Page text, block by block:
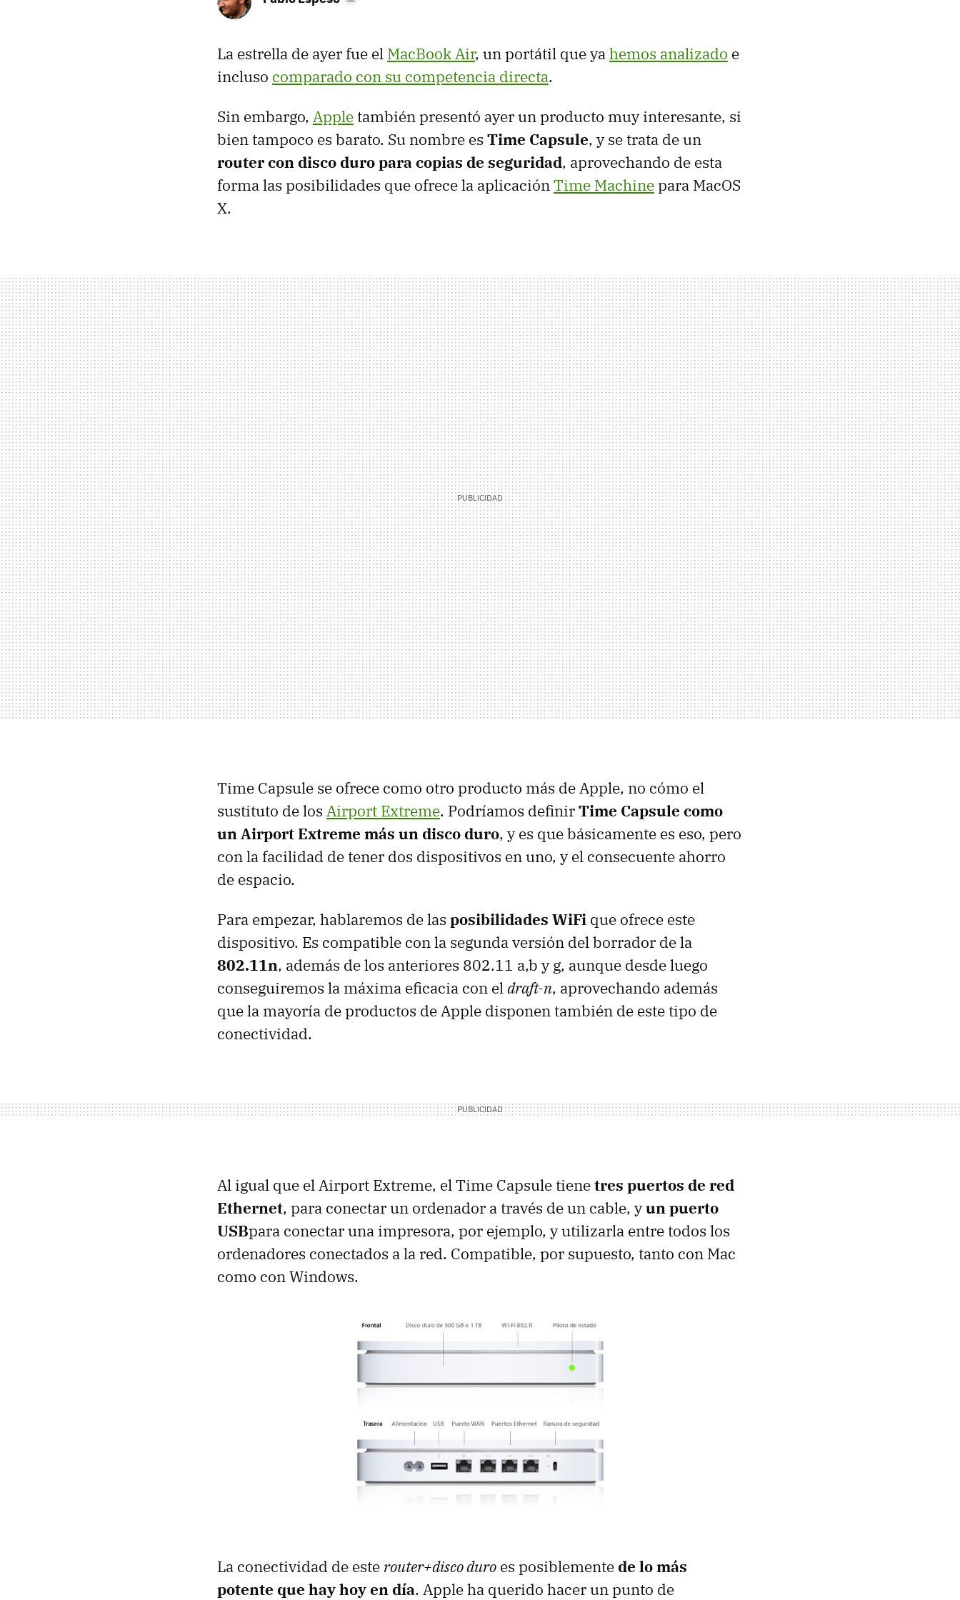
La estrella de ayer fue el MacBook Air, un portátil que yahemos analizado e
incluso comparado con su competencia directa.
Sin embargo, Apple también presentó ayer un producto muy interesante, si
bien tampoco es barato. Su nombre es Time Capsule, y se trata de un
router con disco duro para copias de seguridad, aprovechando de esta
forma las posibilidades que ofrece la aplicaciónTime Machinepara MacOS
X.
Time Capsule se ofrece como otro producto más de Apple, no cómo el
sustituto de los Airport Extreme. Podríamos definirTime Capsule como
un Airport Extreme más un disco duro, y es que básicamente es eso, pero
con la facilidad de tener dos dispositivos en uno, y el consecuente ahorro
de espacio.
Para empezar, hablaremos de las posibilidades WiFi que ofrece este
dispositivo. Es compatible con la segunda versión del borrador de la
802.11n, además de los anteriores 802.11 a,b y g, aunque desde luego
conseguiremos la máxima eficacia con eldraft-n, aprovechando además
que la mayoría de productos de Apple disponen también de este tipo de
conectividad.
Al igual que el Airport Extreme, el Time Capsule tienetres puertos de red
Ethernet, para conectar un ordenador a través de un cable, yun puerto
USBpara conectar una impresora, por ejemplo, y utilizarla entre todos los
ordenadores conectados a la red. Compatible, por supuesto, tanto con Mac
como con Windows.
La conectividad de este router+disco duro es posiblementede lo más
potente que hay hoy en día. Apple ha querido hacer un punto de